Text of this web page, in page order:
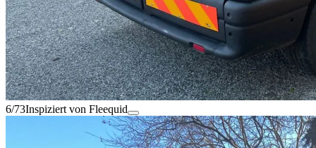
6/73Inspiziert von Fleequid